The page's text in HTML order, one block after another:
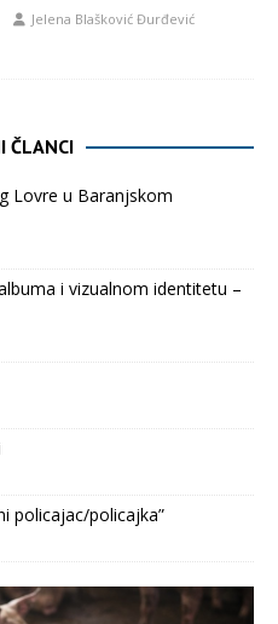
Jelena Blašković Đurđević
ČLANCI
Lovre u Baranjskom
i vizualnom identitetu –
policajac/policajka”